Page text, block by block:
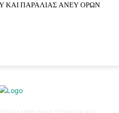
ΚΑΙ ΠΑΡΑΛΙΑΣ ΑΝΕΥ ΟΡΩΝ